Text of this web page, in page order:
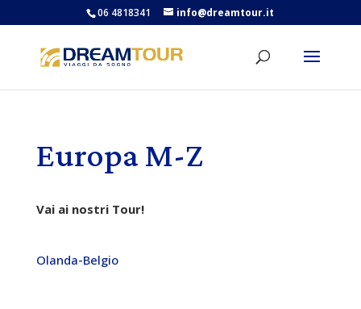
06 4818341 info@dreamtour.it
Europa M-Z
Vai ai nostri Tour!
Olanda-Belgio